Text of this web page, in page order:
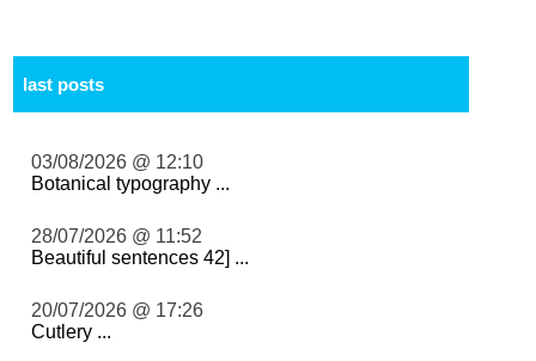
last posts
03/08/2026 @ 12:10
Botanical typography ...
28/07/2026 @ 11:52
Beautiful sentences 42] ...
20/07/2026 @ 17:26
Cutlery ...